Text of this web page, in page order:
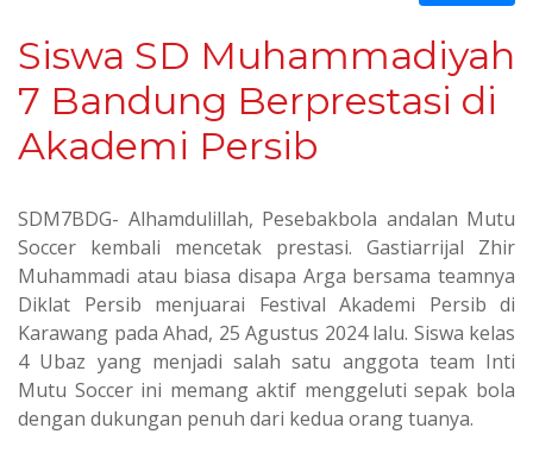
Siswa SD Muhammadiyah
7 Bandung Berprestasi di
Akademi Persib
SDM7BDG- Alhamdulillah, Pesebakbola andalan Mutu
Soccer kembali mencetak prestasi. Gastiarrijal Zhir
Muhammadi atau biasa disapa Arga bersama teamnya
Diklat Persib menjuarai Festival Akademi Persib di
Karawang pada Ahad, 25 Agustus 2024 lalu. Siswa kelas
4 Ubaz yang menjadi salah satu anggota team Inti
Mutu Soccer ini memang aktif menggeluti sepak bola
dengan dukungan penuh dari kedua orang tuanya.